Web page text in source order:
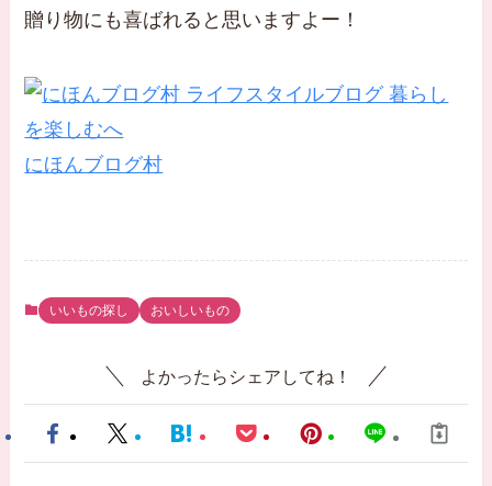
贈り物にも喜ばれると思いますよー！
にほんブログ村
いいもの探し おいしいもの
よかったらシェアしてね！